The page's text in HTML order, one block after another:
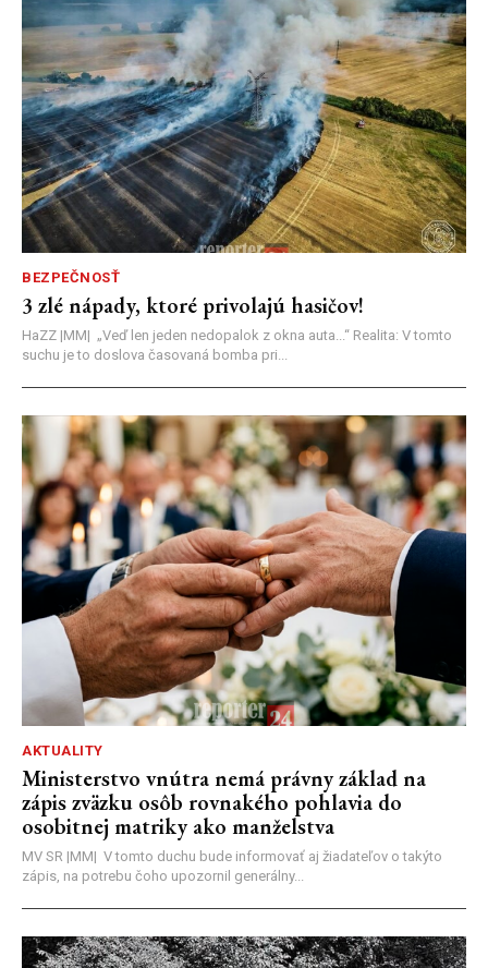
BEZPEČNOSŤ
3 zlé nápady, ktoré privolajú hasičov!
HaZZ |MM| ​„Veď len jeden nedopalok z okna auta...“ ​Realita: V tomto
suchu je to doslova časovaná bomba pri...
AKTUALITY
Ministerstvo vnútra nemá právny základ na
zápis zväzku osôb rovnakého pohlavia do
osobitnej matriky ako manželstva
MV SR |MM| V tomto duchu bude informovať aj žiadateľov o takýto
zápis, na potrebu čoho upozornil generálny...